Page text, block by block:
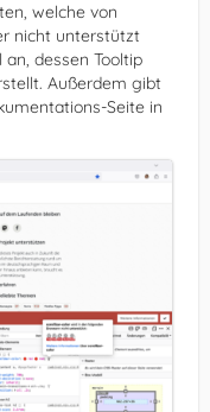
welche von
nicht unterstützt
dessen Tooltip
Außerdem gibt
Seite in